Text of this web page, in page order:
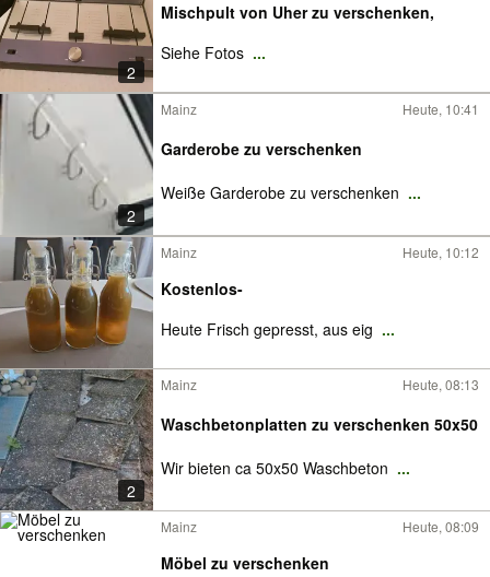
2
Mischpult von Uher zu verschenken,
Siehe Fotos ...
2
Mainz Heute, 10:41
Garderobe zu verschenken
Weiße Garderobe zu verschenken ...
Mainz Heute, 10:12
Kostenlos-
Heute Frisch gepresst, aus eig ...
2
Mainz Heute, 08:13
Waschbetonplatten zu verschenken 50x50
Wir bieten ca 50x50 Waschbeton ...
Mainz Heute, 08:09
Möbel zu verschenken